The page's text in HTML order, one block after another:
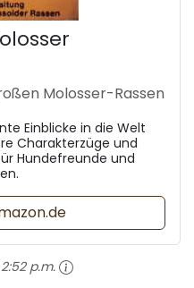
Molosser-Rassen
Einblicke in die Welt
Charakterzüge und
Hundefreunde und
p.m.